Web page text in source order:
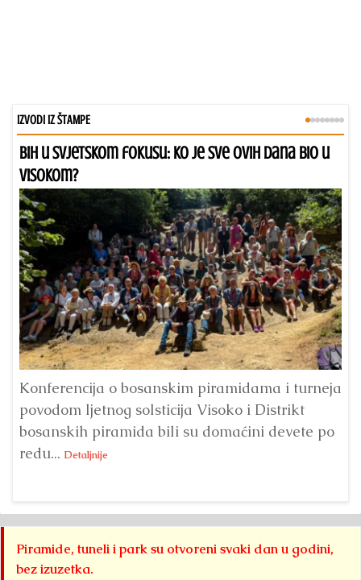
IZVODI IZ ŠTAMPE
BiH u svjetskom fokusu: Ko je sve ovih dana bio u
Visokom?
Konferencija o bosanskim piramidama i turneja
povodom ljetnog solsticija Visoko i Distrikt
bosanskih piramida bili su domaćini devete po
redu... Detaljnije
Piramide, tuneli i park su otvoreni svaki dan u godini,
bez izuzetka.